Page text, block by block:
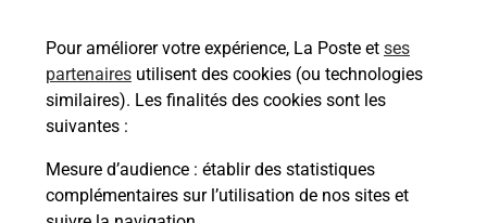
Pour améliorer votre expérience, La Poste et ses
partenaires utilisent des cookies (ou technologies
similaires). Les finalités des cookies sont les
suivantes :
Mesure d’audience : établir des statistiques
complémentaires sur l’utilisation de nos sites et
En savoir plus
Foire aux questions